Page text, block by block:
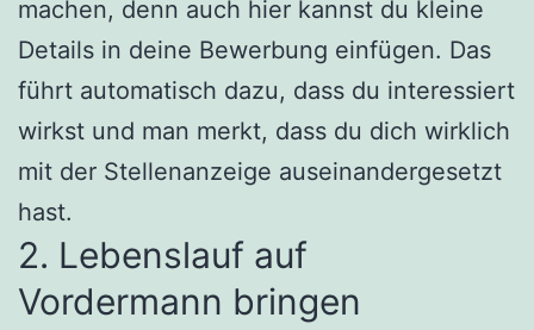
machen, denn auch hier kannst du kleine
Details in deine Bewerbung einfügen. Das
führt automatisch dazu, dass du interessiert
wirkst und man merkt, dass du dich wirklich
mit der Stellenanzeige auseinandergesetzt
hast.
2. Lebenslauf auf
Vordermann bringen